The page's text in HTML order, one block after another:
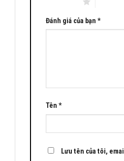
Đánh giá của bạn *
Tên *
Lưu tên của tôi,